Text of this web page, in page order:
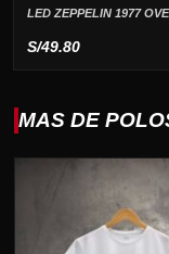
LED ZEPPELIN 1977
S/49.80
MAS DE